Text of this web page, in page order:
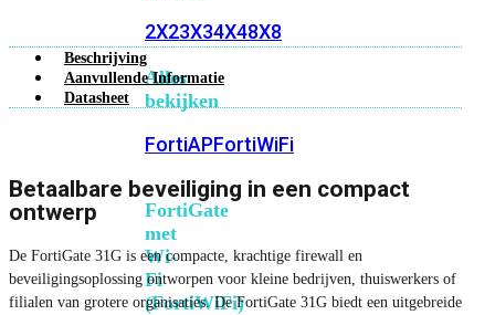
2X23X34X48X8
Alles
bekijken
FortiAPFortiWiFi
FortiGate
met
Wi-
Fi
(FortiWiFi)
Beschrijving
Aanvullende Informatie
Datasheet
Betaalbare beveiliging in een compact
ontwerp
De FortiGate 31G is een compacte, krachtige firewall en
beveiligingsoplossing ontworpen voor kleine bedrijven, thuiswerkers of
filialen van grotere organisaties. De FortiGate 31G biedt een uitgebreide